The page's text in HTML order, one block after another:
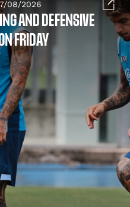
08/2026
AND DEFENSIVE
FRIDAY